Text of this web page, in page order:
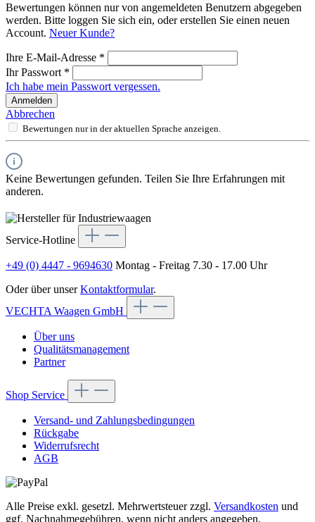
Bewertungen können nur von angemeldeten Benutzern abgegeben
werden. Bitte loggen Sie sich ein, oder erstellen Sie einen neuen
Account. Neuer Kunde?
Ihre E-Mail-Adresse *
Ihr Passwort *
Ich habe mein Passwort vergessen.
Anmelden
Abbrechen
Bewertungen nur in der aktuellen Sprache anzeigen.
Keine Bewertungen gefunden. Teilen Sie Ihre Erfahrungen mit
anderen.
Service-Hotline
+49 (0) 4447 - 9694630 Montag - Freitag 7.30 - 17.00 Uhr
Oder über unserKontaktformular.
VECHTA Waagen GmbH
Über uns
Qualitätsmanagement
Partner
Shop Service
Versand- und Zahlungsbedingungen
Rückgabe
Widerrufsrecht
AGB
Alle Preise exkl. gesetzl. Mehrwertsteuer zzgl. Versandkosten und
ggf. Nachnahmegebühren, wenn nicht anders angegeben.